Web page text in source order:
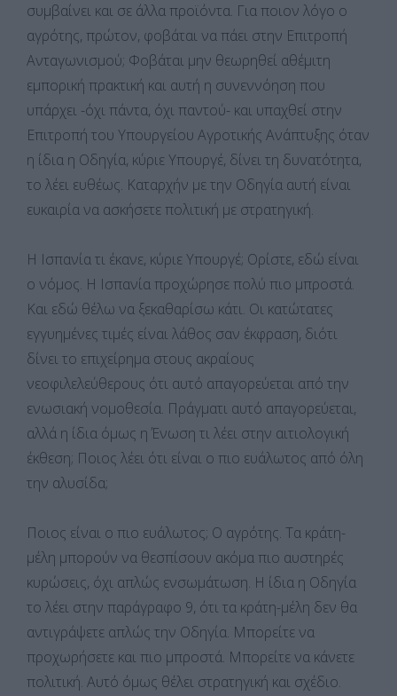
συμβαίνει και σε άλλα προϊόντα. Για ποιον λόγο ο
αγρότης, πρώτον, φοβάται να πάει στην Επιτροπή
Ανταγωνισμού; Φοβάται μην θεωρηθεί αθέμιτη
εμπορική πρακτική και αυτή η συνεννόηση που
υπάρχει -όχι πάντα, όχι παντού- και υπαχθεί στην
Επιτροπή του Υπουργείου Αγροτικής Ανάπτυξης όταν
η ίδια η Οδηγία, κύριε Υπουργέ, δίνει τη δυνατότητα,
το λέει ευθέως. Καταρχήν με την Οδηγία αυτή είναι
ευκαιρία να ασκήσετε πολιτική με στρατηγική.
Η Ισπανία τι έκανε, κύριε Υπουργέ; Ορίστε, εδώ είναι
ο νόμος. Η Ισπανία προχώρησε πολύ πιο μπροστά.
Και εδώ θέλω να ξεκαθαρίσω κάτι. Οι κατώτατες
εγγυημένες τιμές είναι λάθος σαν έκφραση, διότι
δίνει το επιχείρημα στους ακραίους
νεοφιλελεύθερους ότι αυτό απαγορεύεται από την
ενωσιακή νομοθεσία. Πράγματι αυτό απαγορεύεται,
αλλά η ίδια όμως η Ένωση τι λέει στην αιτιολογική
έκθεση; Ποιος λέει ότι είναι ο πιο ευάλωτος από όλη
την αλυσίδα;
Ποιος είναι ο πιο ευάλωτος; Ο αγρότης. Τα κράτη-
μέλη μπορούν να θεσπίσουν ακόμα πιο αυστηρές
κυρώσεις, όχι απλώς ενσωμάτωση. Η ίδια η Οδηγία
το λέει στην παράγραφο 9, ότι τα κράτη-μέλη δεν θα
αντιγράψετε απλώς την Οδηγία. Μπορείτε να
προχωρήσετε και πιο μπροστά. Μπορείτε να κάνετε
πολιτική. Αυτό όμως θέλει στρατηγική και σχέδιο.